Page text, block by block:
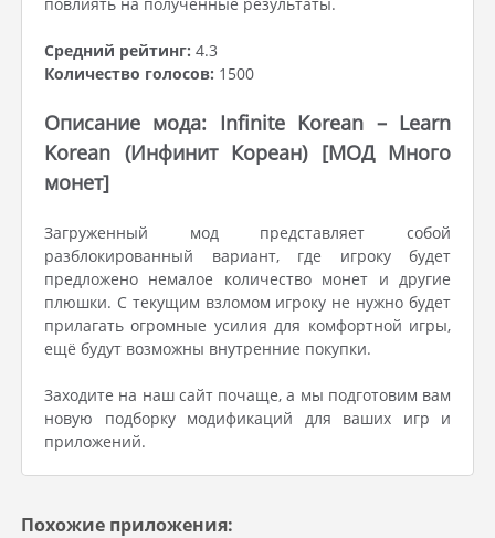
Средний рейтинг: 4.3
Количество голосов: 1500
Описание мода: Infinite Korean – Learn
Korean (Инфинит Кореан) [МОД Много
монет]
Загруженный мод представляет собой
разблокированный вариант, где игроку будет
предложено немалое количество монет и другие
плюшки. С текущим взломом игроку не нужно будет
прилагать огромные усилия для комфортной игры,
ещё будут возможны внутренние покупки.
Заходите на наш сайт почаще, а мы подготовим вам
новую подборку модификаций для ваших игр и
приложений.
Похожие приложения: